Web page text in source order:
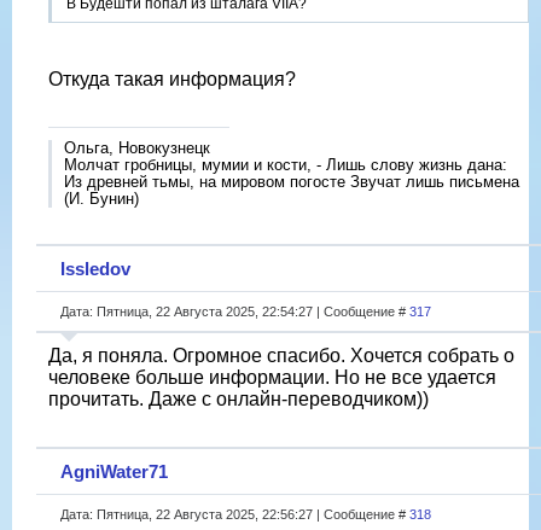
В Будешти попал из шталага VIIА?
Откуда такая информация?
Ольга, Новокузнецк
Молчат гробницы, мумии и кости, - Лишь слову жизнь дана:
Из древней тьмы, на мировом погосте Звучат лишь письмена
(И. Бунин)
Issledov
Дата: Пятница, 22 Августа 2025, 22:54:27 | Сообщение # 317
Да, я поняла. Огромное спасибо. Хочется собрать о
человеке больше информации. Но не все удается
прочитать. Даже с онлайн-переводчиком))
AgniWater71
Дата: Пятница, 22 Августа 2025, 22:56:27 | Сообщение # 318